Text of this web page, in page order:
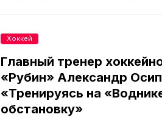
Главный тренер
«Рубин» Александр
«Тренируясь на
обстановку»
Хоккей